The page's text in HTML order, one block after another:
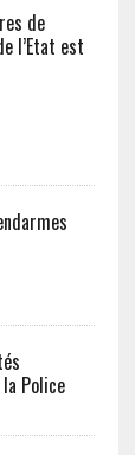
de
l’Etat est
Police